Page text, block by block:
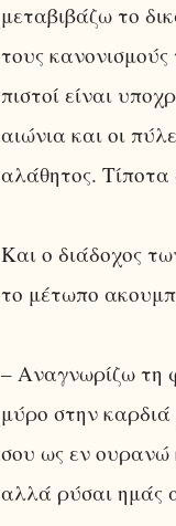
μεταβιβάζω το
τους
πιστοί είναι
αιώνια και οι
αλάθητος. Τίποτα
Και ο διάδοχος
το μέτωπο
– Αναγνωρίζω τη
μύρο στην
σου ως εν ουρανώ
αλλά ρύσαι ημάς